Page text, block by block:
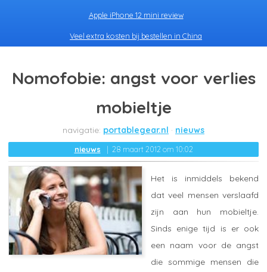
Apple iPhone 12 mini review
Veel extra kosten bij bestellen in China
Nomofobie: angst voor verlies
mobieltje
portablegear.nl nieuws
nieuws 28 maart 2012 om 10:02
Het is inmiddels bekend
dat veel mensen verslaafd
zijn aan hun mobieltje.
Sinds enige tijd is er ook
een naam voor de angst
die sommige mensen die